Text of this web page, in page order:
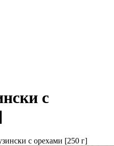
с
с орехами [250 г]